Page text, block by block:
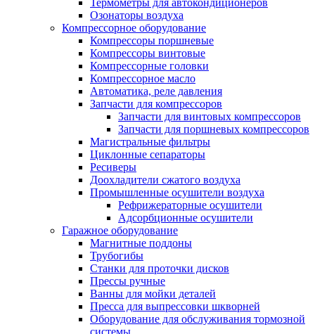
Термометры для автокондиционеров
Озонаторы воздуха
Компрессорное оборудование
Компрессоры поршневые
Компрессоры винтовые
Компрессорные головки
Компрессорное масло
Автоматика, реле давления
Запчасти для компрессоров
Запчасти для винтовых компрессоров
Запчасти для поршневых компрессоров
Магистральные фильтры
Циклонные сепараторы
Ресиверы
Доохладители сжатого воздуха
Промышленные осушители воздуха
Рефрижераторные осушители
Адсорбционные осушители
Гаражное оборудование
Магнитные поддоны
Трубогибы
Станки для проточки дисков
Прессы ручные
Ванны для мойки деталей
Пресса для выпрессовки шкворней
Оборудование для обслуживания тормозной
системы